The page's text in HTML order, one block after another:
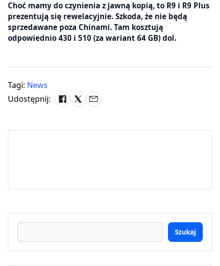
Choć mamy do czynienia z jawną kopią, to R9 i R9 Plus
prezentują się rewelacyjnie. Szkoda, że nie będą
sprzedawane poza Chinami. Tam kosztują
odpowiednio 430 i 510 (za wariant 64 GB) dol.
Tagi: News
Udostępnij:
Szukaj